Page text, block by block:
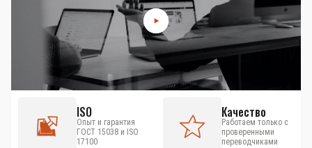
ISO
Опыт и гарантия
ГОСТ 15038 и ISO
17100
Качество
Работаем только с
проверенными
переводчиками